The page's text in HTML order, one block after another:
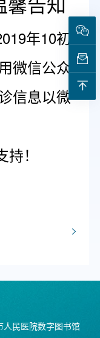
年10初
微信公众
信息以微
！
人民医院数字图书馆